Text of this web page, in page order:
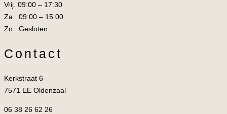
Vrij. 09:00 – 17:30
Za. 09:00 – 15:00
Zo. Gesloten
Contact
Kerkstraat 6
7571 EE Oldenzaal
06 38 26 62 26